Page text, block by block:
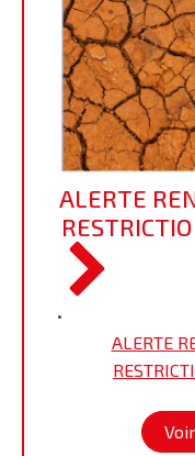
ALERTE
•
ALERTE